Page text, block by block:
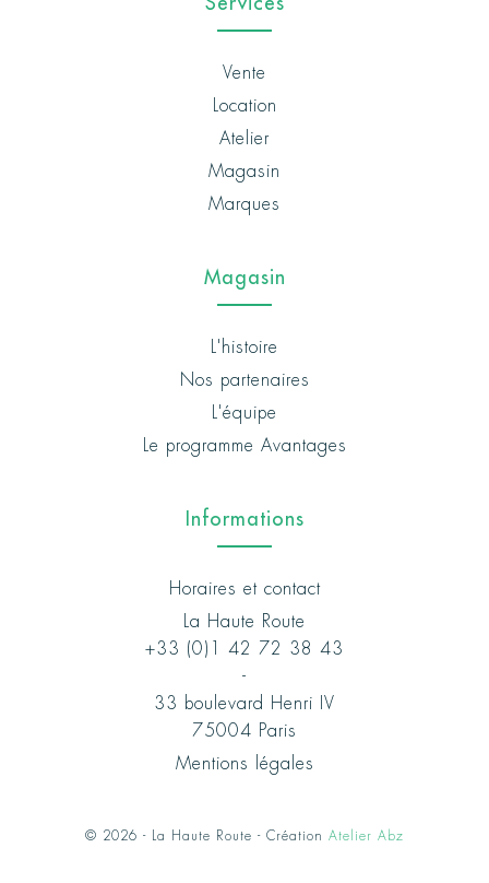
Vente
Location
Atelier
Magasin
Marques
Magasin
L'histoire
Nos partenaires
L'équipe
Le programme Avantages
Informations
Horaires et contact
La Haute Route
+33 (0)1 42 72 38 43
-
33 boulevard Henri IV
75004 Paris
Mentions légales
© 2026 - La Haute Route - Création Atelier Abz